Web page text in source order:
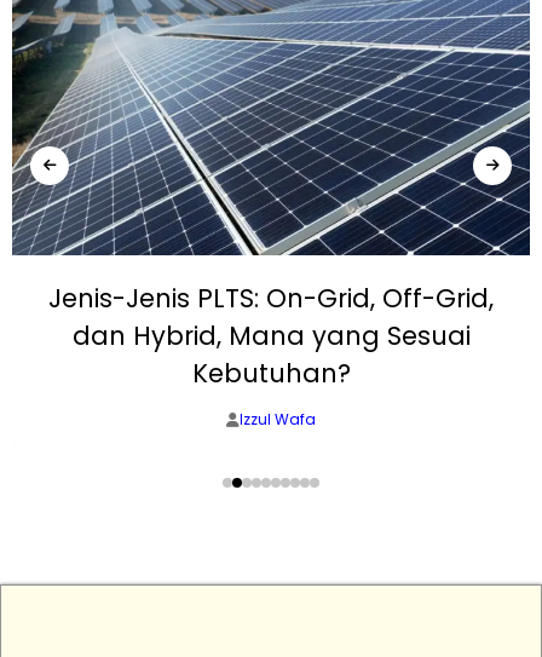
Jenis-Jenis PLTS: On-Grid, Off-Grid,
dan Hybrid, Mana yang Sesuai
Kebutuhan?
Izzul Wafa